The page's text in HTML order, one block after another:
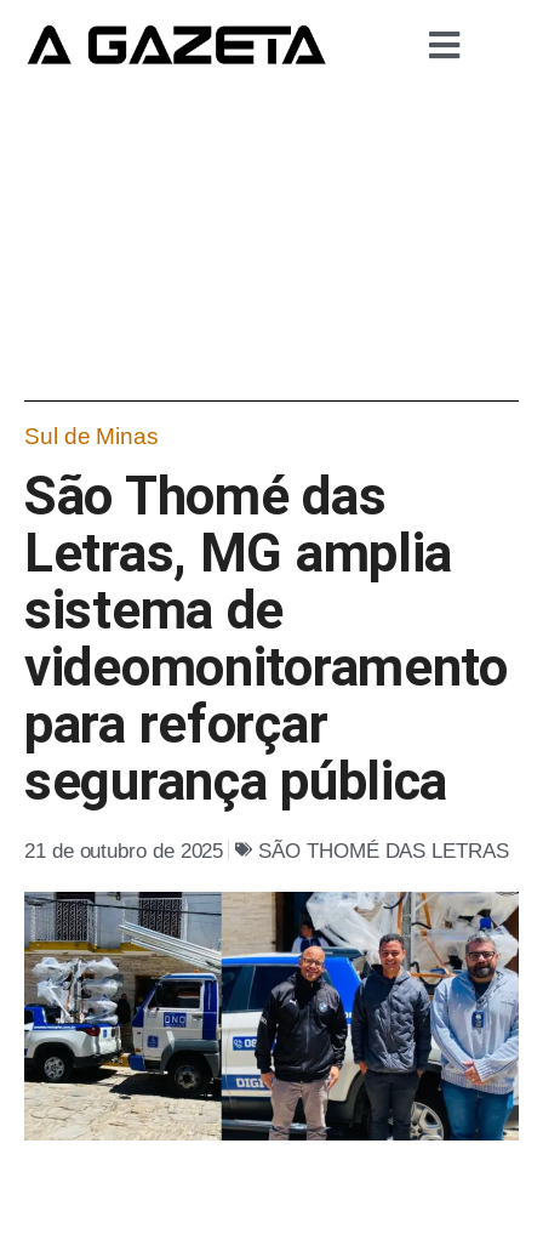
Sul de Minas
São Thomé das
Letras, MG amplia
sistema de
videomonitoramento
para reforçar
segurança pública
21 de outubro de 2025 SÃO THOMÉ DAS LETRAS